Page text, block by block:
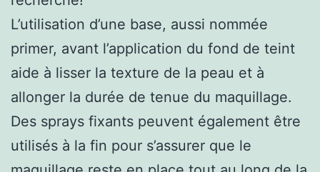
L’utilisation d’une base, aussi nommée
primer, avant l’application du fond de teint
aide à lisser la texture de la peau et à
allonger la durée de tenue du maquillage.
Des sprays fixants peuvent également être
utilisés à la fin pour s’assurer que le